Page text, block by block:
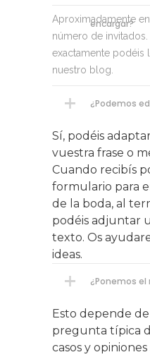
encargar?
Aproximadamente
número de
exactamente podéis
nuestro blog.
¿Podemos
Sí, podéis
vuestra frase o
Cuando recibís
formulario para
de la boda, al
podéis adjuntar
texto. Os
ideas.
¿Ponemos
Esto depende
pregunta típica
casos y